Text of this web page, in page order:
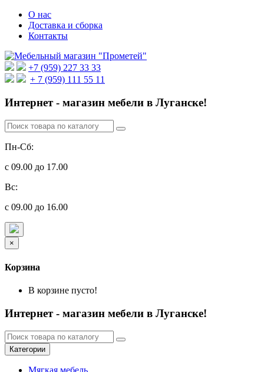
О нас
Доставка и сборка
Контакты
+7 (959) 227 33 33
+ 7 (959) 111 55 11
Интернет - магазин мебели в Луганске!
Пн-Сб:
с 09.00 до 17.00
Вс:
с 09.00 до 16.00
×
Корзина
В корзине пусто!
Интернет - магазин мебели в Луганске!
Категории